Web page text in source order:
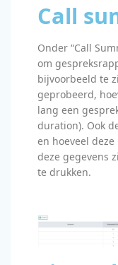
Call
Onder “Call
om
bijvoorbeeld te
geprobeerd,
lang een
duration). Ook
en hoeveel
deze gegevens
te drukken.